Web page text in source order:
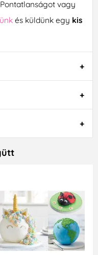
vagy
és küldünk egy kis